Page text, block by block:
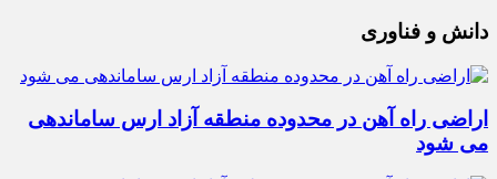
دانش و فناوری
اراضی راه آهن در محدوده منطقه آزاد ارس ساماندهی
می شود